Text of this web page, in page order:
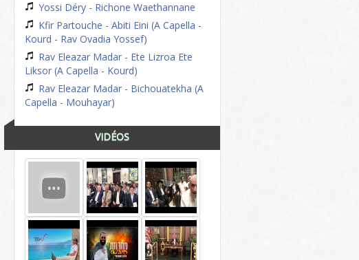
Yossi Déry - Richone Waethannane
Kfir Partouche - Abiti Eini (A Capella -
Kourd - Rav Ovadia Yossef)
Rav Eleazar Madar - Ete Lizroa Ete
Liksor (A Capella - Kourd)
Rav Eleazar Madar - Bichouatekha (A
Capella - Mouhayar)
VIDÉOS